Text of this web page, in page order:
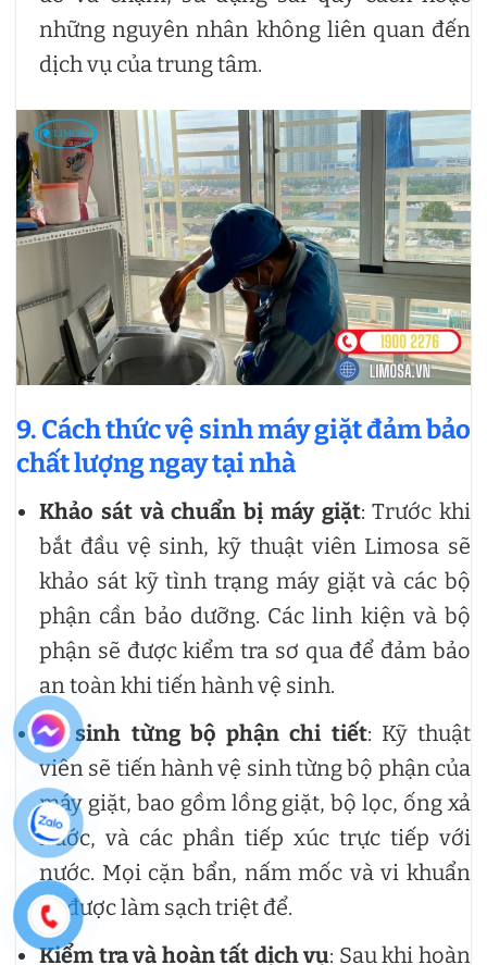
những nguyên nhân không liên quan đến
dịch vụ của trung tâm.
9. Cách thức vệ sinh máy giặt đảm bảo
chất lượng ngay tại nhà
Khảo sát và chuẩn bị máy giặt: Trước khi
bắt đầu vệ sinh, kỹ thuật viên Limosa sẽ
khảo sát kỹ tình trạng máy giặt và các bộ
phận cần bảo dưỡng. Các linh kiện và bộ
phận sẽ được kiểm tra sơ qua để đảm bảo
an toàn khi tiến hành vệ sinh.
Vệ sinh từng bộ phận chi tiết: Kỹ thuật
viên sẽ tiến hành vệ sinh từng bộ phận của
máy giặt, bao gồm lồng giặt, bộ lọc, ống xả
nước, và các phần tiếp xúc trực tiếp với
nước. Mọi cặn bẩn, nấm mốc và vi khuẩn
sẽ được làm sạch triệt để.
Kiểm tra và hoàn tất dịch vụ: Sau khi hoàn